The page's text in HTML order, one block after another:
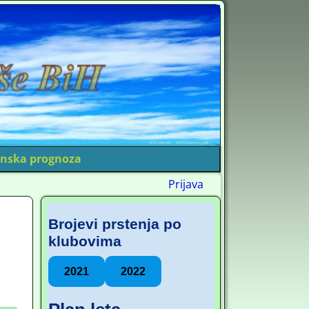
prognoza
Prijava
Brojevi prstenja po
klubovima
2021 2022